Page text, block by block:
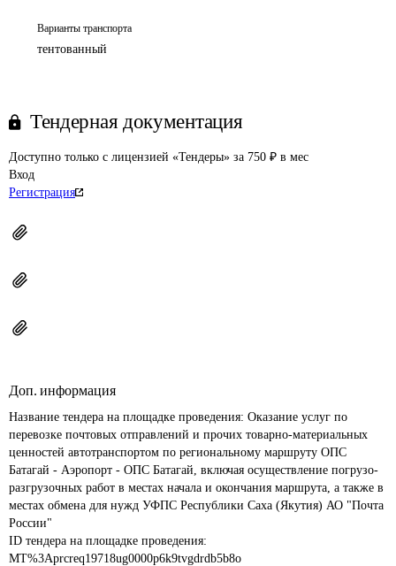
Варианты транспорта
тентованный
Тендерная документация
Доступно только с лицензией «Тендеры» за 750 ₽ в мес
Вход
Регистрация
Доп. информация
Название тендера на площадке проведения: Оказание услуг по
перевозке почтовых отправлений и прочих товарно-материальных
ценностей автотранспортом по региональному маршруту ОПС
Батагай - Аэропорт - ОПС Батагай, включая осуществление погрузо-
разгрузочных работ в местах начала и окончания маршрута, а также в
местах обмена для нужд УФПС Республики Саха (Якутия) АО "Почта
России"
ID тендера на площадке проведения:
MT%3Aprcreq19718ug0000p6k9tvgdrdb5b8o